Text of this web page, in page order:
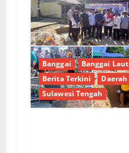
Banggai
Banggai Laut
Berita Terkini
Daerah
Sulawesi Tengah